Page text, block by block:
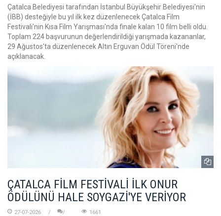
Çatalca Belediyesi tarafından İstanbul Büyükşehir Belediyesi'nin
(İBB) desteğiyle bu yıl ilk kez düzenlenecek Çatalca Film
Festivali'nin Kısa Film Yarışması'nda finale kalan 10 film belli oldu.
Toplam 224 başvurunun değerlendirildiği yarışmada kazananlar,
29 Ağustos'ta düzenlenecek Altın Erguvan Ödül Töreni'nde
açıklanacak.
ÇATALCA FİLM FESTİVALİ İLK ONUR
ÖDÜLÜNÜ HALE SOYGAZİ'YE VERİYOR
27-07-2026 1661